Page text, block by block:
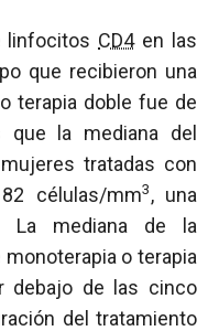
linfocitos CD4en las
que recibieron una
terapia doble fue de
que la mediana del
tratadas con
células/mm3, una
La mediana de la
o terapia
debajo de las cinco
del tratamiento